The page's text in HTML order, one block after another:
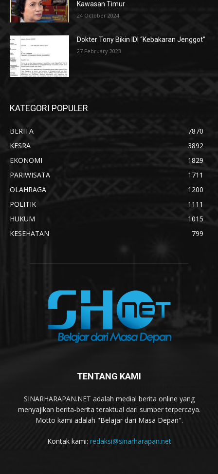
Kawasan Timur
24 October 2024
Dokter Tony Bikin IDI “Kebakaran Jenggot”
27 February 2023
KATEGORI POPULER
BERITA
7870
KESRA
3892
EKONOMI
1829
PARIWISATA
1711
OLAHRAGA
1200
POLITIK
1111
HUKUM
1015
KESEHATAN
799
TENTANG KAMI
SINARHARAPAN.NET adalah medial berita online yang
menyajikan berita-berita teraktual dari sumber terpercaya.
Motto kami adalah "Belajar dari Masa Depan".
Kontak kami: redaksi@sinarharapan.net